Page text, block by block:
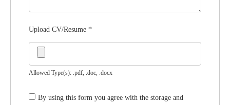
Upload CV/Resume *
Allowed Type(s): .pdf, .doc, .docx
By using this form you agree with the storage and